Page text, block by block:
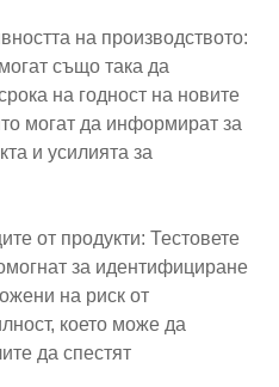
на производството:
също така да
на годност на новите
могат да информират за
и усилията за
от продукти: Тестовете
за идентифициране
на риск от
което може да
да спестят